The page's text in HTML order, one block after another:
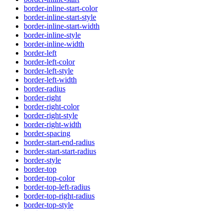
border-inline-start-color
border-inline-start-style
border-inline-start-width
border-inline-style
border-inline-width
border-left
border-left-color
border-left-style
border-left-width
border-radius
border-right
border-right-color
border-right-style
border-right-width
border-spacing
border-start-end-radius
border-start-start-radius
border-style
border-top
border-top-color
border-top-left-radius
border-top-right-radius
border-top-style